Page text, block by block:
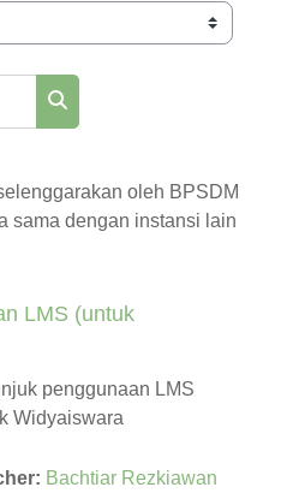
Search courses
oleh BPSDM
sama dengan instansi lain
LMS (untuk
penggunaan LMS
Widyaiswara
Bachtiar Rezkiawan